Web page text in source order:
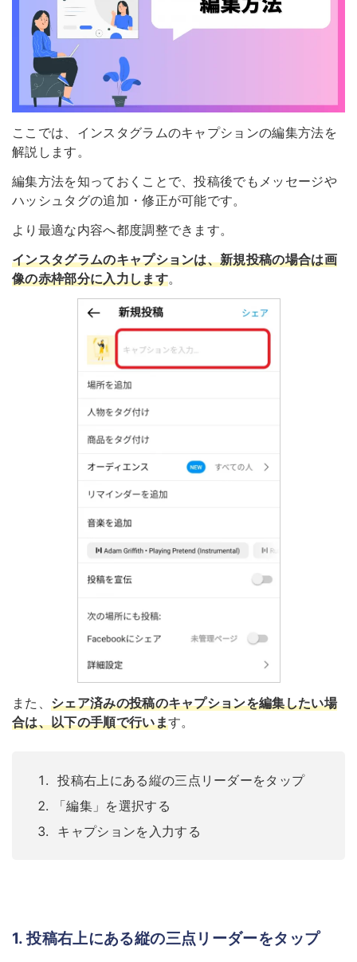
ここでは、インスタグラムのキャプションの編集方法を
解説します。
編集方法を知っておくことで、投稿後でもメッセージや
ハッシュタグの追加・修正が可能です。
より最適な内容へ都度調整できます。
インスタグラムのキャプションは、新規投稿の場合は画
像の赤枠部分に入力します。
また、 シェア済みの投稿のキャプションを編集したい場
合は、以下の手順で行います。
投稿右上にある縦の三点リーダーをタップ
「編集」を選択する
キャプションを入力する
1. 投稿右上にある縦の三点リーダーをタップ